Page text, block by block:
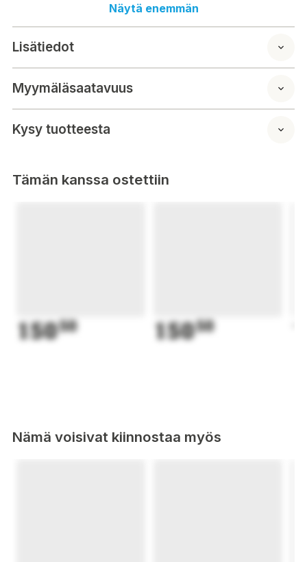
Näytä enemmän
Lisätiedot
Myymäläsaatavuus
Kysy tuotteesta
Tämän kanssa ostettiin
15050 15050
Nämä voisivat kiinnostaa myös